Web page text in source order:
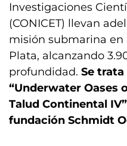
Investigaciones
(CONICET) llevan
misión submarina en
Plata, alcanzando
profundidad. Se
“Underwater Oases
Talud Continental
fundación Schmidt